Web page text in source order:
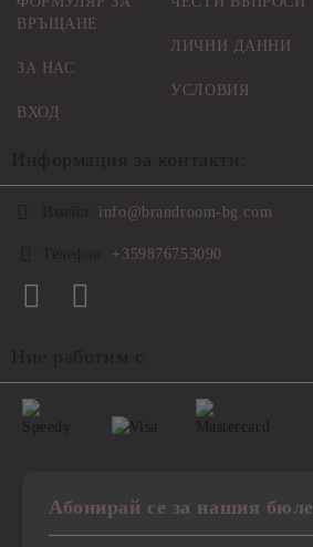
ВРЪЩАНЕ
ЗА НАС
ВХОД
ЛИЧНИ ДАННИ
УСЛОВИЯ
info@brandroom-bg.com
+359876753090
Абонирай се за нашия